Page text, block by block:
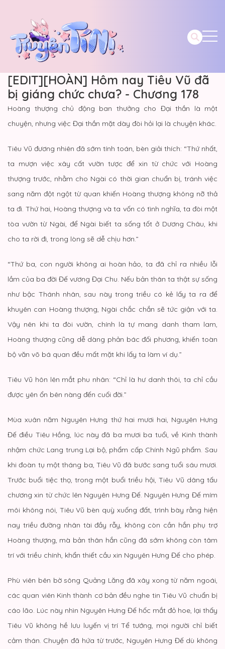
[EDIT][HOÀN] Hôm nay Tiêu Vũ đã
bị giáng chức chưa? - Chương 178
Hoàng thượng chủ động ban thưởng cho Đại thần là một
chuyện, nhưng việc Đại thần mặt dày đòi hỏi lại là chuyện khác.
Tiêu Vũ đương nhiên đã sớm tính toán, bèn giải thích: “Thứ nhất,
ta mượn việc xây cất vườn tược để xin từ chức với Hoàng
thượng trước, nhằm cho Ngài có thời gian chuẩn bị, tránh việc
sang năm đột ngột từ quan khiến Hoàng thượng không nỡ thả
ta đi. Thứ hai, Hoàng thượng và ta vốn có tình nghĩa, ta đòi một
tòa vườn từ Ngài, để Ngài biết ta sống tốt ở Dương Châu, khi
cho ta rời đi, trong lòng sẽ dễ chịu hơn.”
“Thứ ba, con người không ai hoàn hảo, ta đã chỉ ra nhiều lỗi
lầm của ba đời Đế vương Đại Chu. Nếu bản thân ta thật sự sống
như bậc Thánh nhân, sau này trong triều có kẻ lấy ta ra để
khuyên can Hoàng thượng, Ngài chắc chắn sẽ tức giận với ta.
Vậy nên khi ta đòi vườn, chính là tự mang danh tham lam,
Hoàng thượng cũng dễ dàng phản bác đối phương, khiến toàn
bộ văn võ bá quan đều mất mặt khi lấy ta làm ví dụ.”
Tiêu Vũ hôn lên mắt phu nhân: “Chỉ là hư danh thôi, ta chỉ cầu
được yên ổn bên nàng đến cuối đời.”
Mùa xuân năm Nguyên Hưng thứ hai mươi hai, Nguyên Hưng
Đế điều Tiêu Hồng, lúc này đã ba mươi ba tuổi, về Kinh thành
nhậm chức Lang trung Lại bộ, phẩm cấp Chính Ngũ phẩm. Sau
khi đoàn tụ một tháng ba, Tiêu Vũ đã bước sang tuổi sáu mươi.
Trước buổi tiệc thọ, trong một buổi triều hội, Tiêu Vũ dâng tấu
chương xin từ chức lên Nguyên Hưng Đế. Nguyên Hưng Đế mím
môi không nói, Tiêu Vũ bèn quỳ xuống đất, trình bày rằng hiện
nay triều đường nhân tài đầy rẫy, không còn cần hắn phụ trợ
Hoàng thượng, mà bản thân hắn cũng đã sớm không còn tâm
trí với triều chính, khẩn thiết cầu xin Nguyên Hưng Đế cho phép.
Phù viên bên bờ sông Quảng Lăng đã xây xong từ năm ngoái,
các quan viên Kinh thành cơ bản đều nghe tin Tiêu Vũ chuẩn bị
cáo lão. Lúc này nhìn Nguyên Hưng Đế hốc mắt đỏ hoe, lại thấy
Tiêu Vũ không hề lưu luyến vị trí Tể tướng, mọi người chỉ biết
cảm thán. Chuyện đã hứa từ trước, Nguyên Hưng Đế dù không